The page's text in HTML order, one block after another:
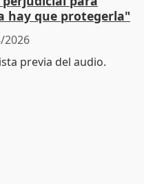
hay que protegerla"
2026